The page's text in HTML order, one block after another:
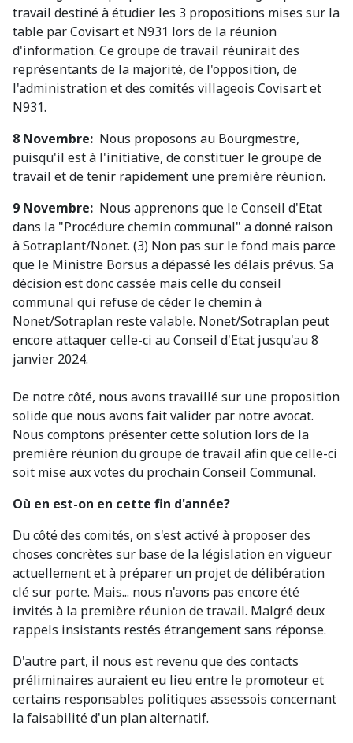
travail destiné à étudier les 3 propositions mises sur la
table par Covisart et N931 lors de la réunion
d'information. Ce groupe de travail réunirait des
représentants de la majorité, de l'opposition, de
l'administration et des comités villageois Covisart et
N931.
8 Novembre: Nous proposons au Bourgmestre,
puisqu'il est à l'initiative, de constituer le groupe de
travail et de tenir rapidement une première réunion.
9 Novembre: Nous apprenons que le Conseil d'Etat
dans la "Procédure chemin communal" a donné raison
à Sotraplant/Nonet. (3) Non pas sur le fond mais parce
que le Ministre Borsus a dépassé les délais prévus. Sa
décision est donc cassée mais celle du conseil
communal qui refuse de céder le chemin à
Nonet/Sotraplan reste valable. Nonet/Sotraplan peut
encore attaquer celle-ci au Conseil d'Etat jusqu'au 8
janvier 2024.
De notre côté, nous avons travaillé sur une proposition
solide que nous avons fait valider par notre avocat.
Nous comptons présenter cette solution lors de la
première réunion du groupe de travail afin que celle-ci
soit mise aux votes du prochain Conseil Communal.
Où en est-on en cette fin d'année?
Du côté des comités, on s'est activé à proposer des
choses concrètes sur base de la législation en vigueur
actuellement et à préparer un projet de délibération
clé sur porte. Mais... nous n'avons pas encore été
invités à la première réunion de travail. Malgré deux
rappels insistants restés étrangement sans réponse.
D'autre part, il nous est revenu que des contacts
préliminaires auraient eu lieu entre le promoteur et
certains responsables politiques assessois concernant
la faisabilité d'un plan alternatif.